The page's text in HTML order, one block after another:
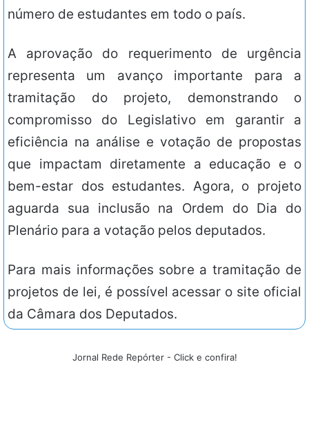
número de estudantes em todo o país.
A aprovação do requerimento de urgência
representa um avanço importante para a
tramitação do projeto, demonstrando o
compromisso do Legislativo em garantir a
eficiência na análise e votação de propostas
que impactam diretamente a educação e o
bem-estar dos estudantes. Agora, o projeto
aguarda sua inclusão na Ordem do Dia do
Plenário para a votação pelos deputados.
Para mais informações sobre a tramitação de
projetos de lei, é possível acessar o site oficial
da Câmara dos Deputados.
Jornal Rede Repórter - Click e confira!